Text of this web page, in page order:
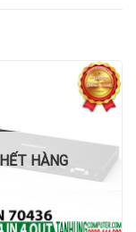
HẾT HÀNG